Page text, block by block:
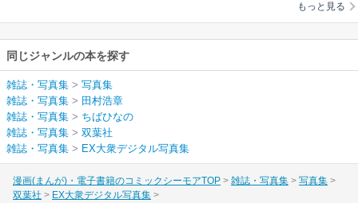
もっと見る
同じジャンルの本を探す
雑誌・写真集 > 写真集
雑誌・写真集 > 田村浩章
雑誌・写真集 > ちばひなの
雑誌・写真集 > 双葉社
雑誌・写真集 > EX大衆デジタル写真集
漫画(まんが)・電子書籍のコミックシーモアTOP 雑誌・写真集
写真集
双葉社
EX大衆デジタル写真集